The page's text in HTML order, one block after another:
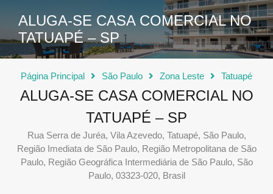
ALUGA-SE CASA COMERCIAL NO
TATUAPÉ – SP
Página Principal São Paulo Zona Leste Tatuapé
ALUGA-SE CASA COMERCIAL NO
TATUAPÉ – SP
Rua Serra de Juréa, Vila Azevedo, Tatuapé, São Paulo,
Região Imediata de São Paulo, Região Metropolitana de São
Paulo, Região Geográfica Intermediária de São Paulo, São
Paulo, 03323-020, Brasil